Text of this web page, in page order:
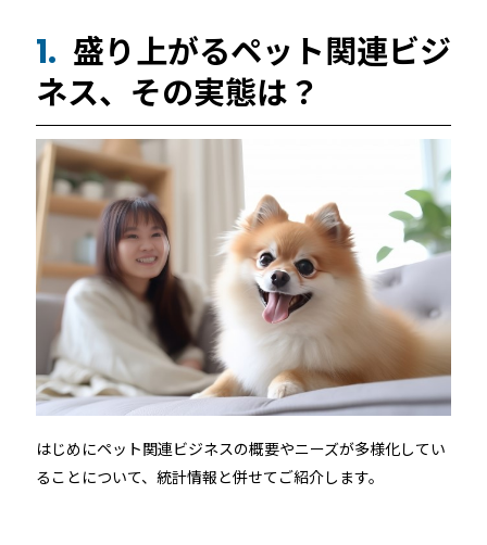
1. 盛り上がるペット関連ビジ
ネス、その実態は？
はじめにペット関連ビジネスの概要やニーズが多様化してい
ることについて、統計情報と併せてご紹介します。
宿泊施設
RemoteLOCKを導入するメリット
活用事例
お客さまの声
宿泊施設での運用におすすめの記事３選
無人・省人運営の宿泊施設におすすめのPMS 4選
ホテルや宿泊施設に導入するスマートロックの選び方
とポイントを解説